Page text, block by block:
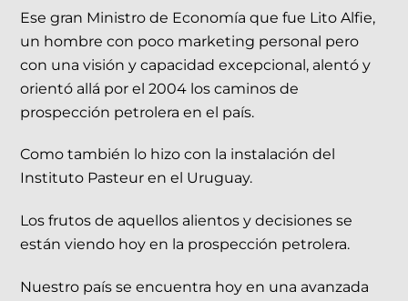
Ese gran Ministro de Economía que fue Lito Alfie,
un hombre con poco marketing personal pero
con una visión y capacidad excepcional, alentó y
orientó allá por el 2004 los caminos de
prospección petrolera en el país.
Como también lo hizo con la instalación del
Instituto Pasteur en el Uruguay.
Los frutos de aquellos alientos y decisiones se
están viendo hoy en la prospección petrolera.
Nuestro país se encuentra hoy en una avanzada